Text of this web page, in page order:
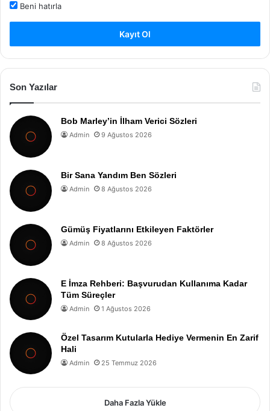
Beni hatırla
Kayıt Ol
Son Yazılar
Bob Marley’in İlham Verici Sözleri
Admin 9 Ağustos 2026
Bir Sana Yandım Ben Sözleri
Admin 8 Ağustos 2026
Gümüş Fiyatlarını Etkileyen Faktörler
Admin 8 Ağustos 2026
E İmza Rehberi: Başvurudan Kullanıma Kadar
Tüm Süreçler
Admin 1 Ağustos 2026
Özel Tasarım Kutularla Hediye Vermenin En Zarif
Hali
Admin 25 Temmuz 2026
Daha Fazla Yükle